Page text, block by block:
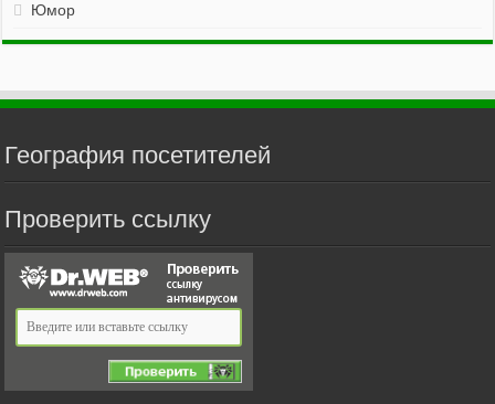
Юмор
География посетителей
Проверить ссылку